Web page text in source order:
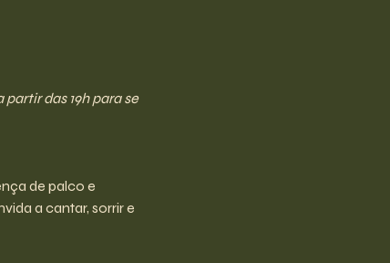
das 19h para se
de palco e
a cantar, sorrir e